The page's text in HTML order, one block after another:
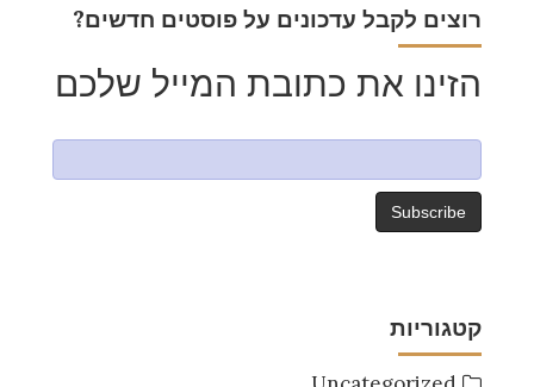
?רוצים לקבל עדכונים על פוסטים חדשים
הזינו את כתובת המייל שלכם
קטגוריות